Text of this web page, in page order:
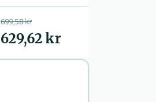
699,58 kr
629,62 kr